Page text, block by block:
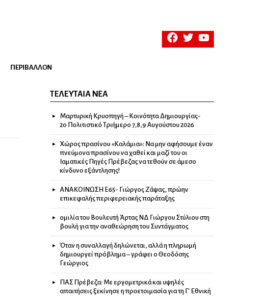
facebooktwitteryoutube
ΠΕΡΙΒΆΛΛΟΝ
ΤΕΛΕΥΤΑΊΑ ΝΈΑ
Μαρτυρική Κρυοπηγή – Κοινότητα Δημιουργίας-
2ο Πολιτιστικό Τριήμερο 7,8,9 Αυγούστου 2026
Χώρος πρασίνου «Καλάμια»: Να μην αφήσουμε έναν
πνεύμονα πρασίνου να χαθεί και μαζί του οι
Ιαματικές Πηγές Πρέβεζας να τεθούν σε άμεσο
κίνδυνο εξάντλησης!
ΑΝΑΚΟΙΝΩΣΗ Ε65- Γιώργος Ζάψας, πρώην
επικεφαλής περιφερειακής παράταξης
ομιλία του Βουλευτή Άρτας ΝΔ Γιώργου Στύλιου στη
βουλή για την αναθεώρηση του Συντάγματος
Όταν η συναλλαγή δηλώνεται, αλλά η πληρωμή
δημιουργεί πρόβλημα – γράφει ο Θεοδόσης
Γεώργιος
ΠΑΣ Πρέβεζα: Με εργομετρικά και υψηλές
απαιτήσεις ξεκίνησε η προετοιμασία για τη Γ’ Εθνική